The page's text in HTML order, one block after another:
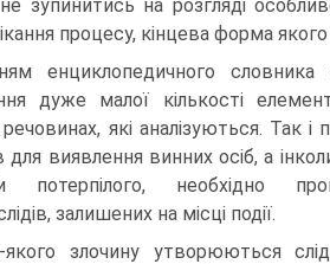
зупинитись на розгляді
процесу, кінцева форма
енциклопедичного словника
дуже малої кількості
які аналізуються. Так і
для виявлення винних осіб, а
потерпілого, необхідно
залишених на місці події.
злочину утворюються